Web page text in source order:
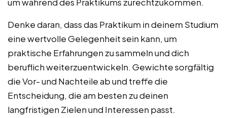
Denke daran, dass das Praktikum in deinem Studium
eine wertvolle Gelegenheit sein kann, um
praktische Erfahrungen zu sammeln und dich
beruflich weiterzuentwickeln. Gewichte sorgfältig
die Vor- und Nachteile ab und treffe die
Entscheidung, die am besten zu deinen
langfristigen Zielen und Interessen passt.